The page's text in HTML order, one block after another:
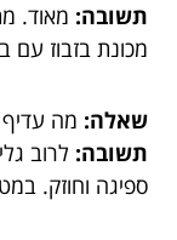
תשובה: מאוד.
מכונת בזבוז עם
שאלה: מה
תשובה: לרוב
ספיגה וחוזק.